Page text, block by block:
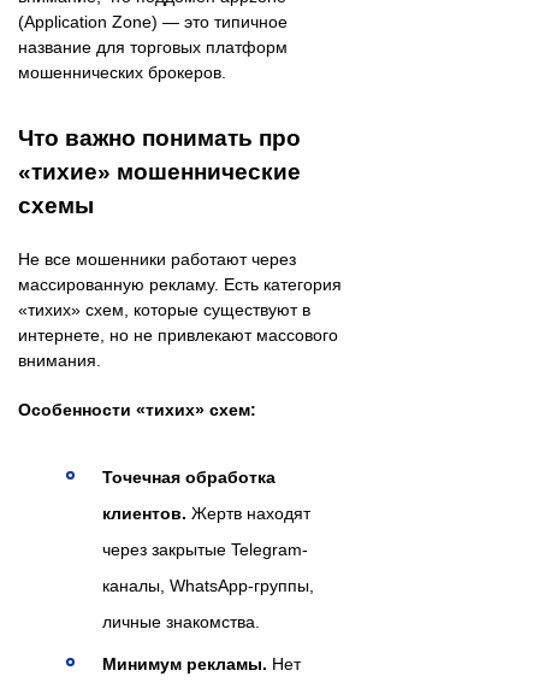
(Application Zone) — это типичное
название для торговых платформ
мошеннических брокеров.
Что важно понимать про
«тихие» мошеннические
схемы
Не все мошенники работают через
массированную рекламу. Есть категория
«тихих» схем, которые существуют в
интернете, но не привлекают массового
внимания.
Особенности «тихих» схем:
Точечная обработка
клиентов. Жертв находят
через закрытые Telegram-
каналы, WhatsApp-группы,
личные знакомства.
Минимум рекламы. Нет